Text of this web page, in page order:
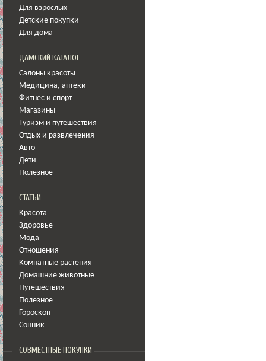
Для взрослых
Детские покупки
Для дома
ДАМСКИЙ КАТАЛОГ
Салоны красоты
Медицина, аптеки
Фитнес и спорт
Магазины
Туризм и путешествия
Отдых и развлечения
Авто
Дети
Полезное
СТАТЬИ
Красота
Здоровье
Мода
Отношения
Комнатные растения
Домашние животные
Путешествия
Полезное
Гороскоп
Сонник
СОВМЕСТНЫЕ ПОКУПКИ